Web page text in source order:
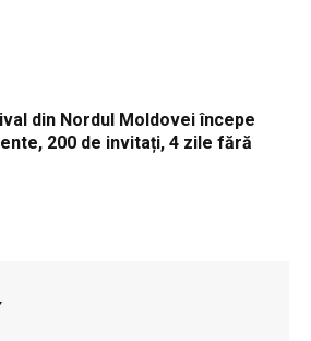
din Nordul Moldovei începe
200 de invitați, 4 zile fără